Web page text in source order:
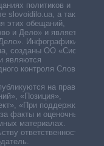
политиков и
slovoidilo.ua, а также
этих обещаний,
и Дело» и является
Инфографики,
созданы ОО «Система
являются
контроля Слово и
на правах
«Позиция»,
«При поддержке».
факты и оценочные
материалах.
ответственность за